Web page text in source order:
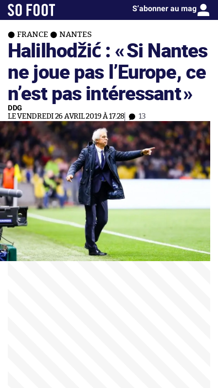
S’abonner au mag
FRANCE NANTES
Halilhodžić : «Si Nantes
ne joue pas l’Europe, ce
n’est pas intéressant»
DDG
LE VENDREDI 26 AVRIL 2019 À 17:28 13